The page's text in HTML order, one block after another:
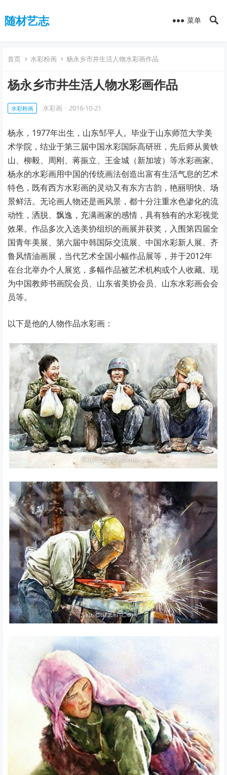
随材艺志 菜单
首页 水彩粉画 杨永乡市井生活人物水彩画作品
杨永乡市井生活人物水彩画作品
水彩粉画 水彩画 · 2016-10-21
杨永，1977年出生，山东邹平人。毕业于山东师范大学美
术学院，结业于第三届中国水彩国际高研班，先后师从黄铁
山、柳毅、周刚、蒋振立、王金城（新加坡）等水彩画家。
杨永的水彩画用中国的传统画法创造出富有生活气息的艺术
特色，既有西方水彩画的灵动又有东方古韵，艳丽明快、场
景鲜活。无论画人物还是画风景，都十分注重水色渗化的流
动性，洒脱、飘逸，充满画家的感情，具有独有的水彩视觉
效果。作品多次入选美协组织的画展并获奖，入围第四届全
国青年美展、第六届中韩国际交流展、中国水彩新人展、齐
鲁风情油画展，当代艺术全国小幅作品展等，并于2012年
在台北举办个人展览，多幅作品被艺术机构或个人收藏。现
为中国教师书画院会员、山东省美协会员、山东水彩画会会
员等。
以下是他的人物作品水彩画：